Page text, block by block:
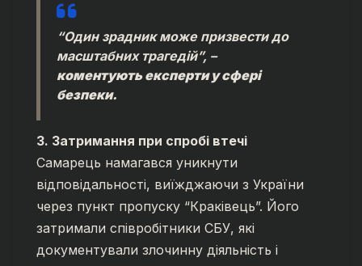
“Один зрадник може призвести до
масштабних трагедій”, –
коментують експерти у сфері
безпеки.
3. Затримання при спробі втечі
Самарець намагався уникнути
відповідальності, виїжджаючи з України
через пункт пропуску “Краківець”. Його
затримали співробітники СБУ, які
документували злочинну діяльність і